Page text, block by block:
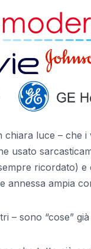
chiara luce – che
usato
ricordato)
annessa ampia
– sono “cose”